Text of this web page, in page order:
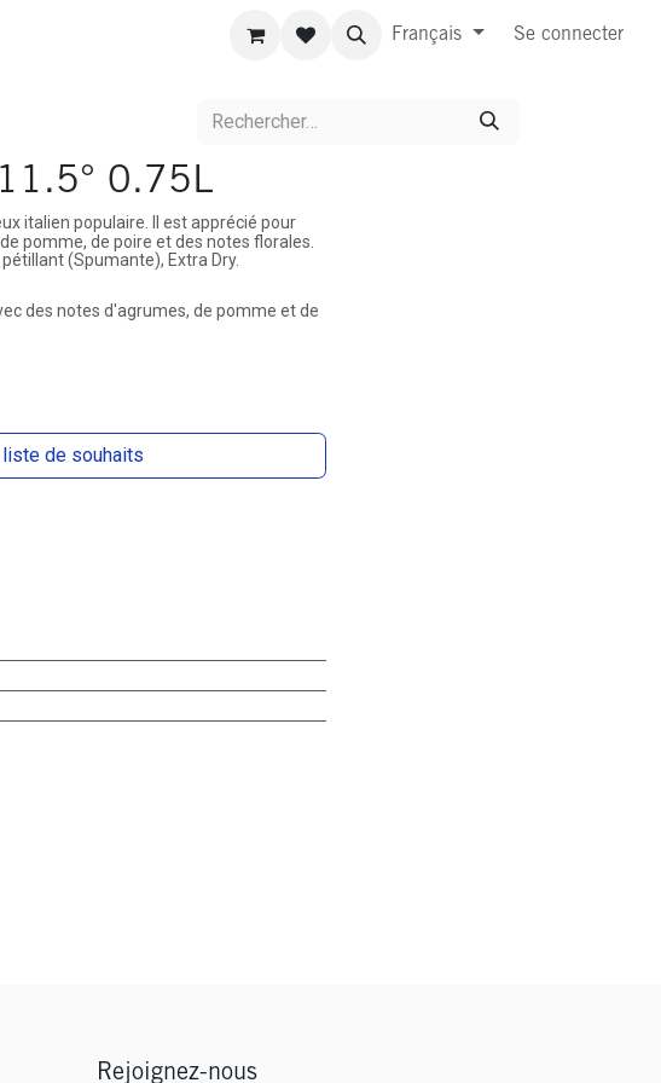
Français Se connecter
0.75L
italien populaire. Il est apprécié pour
pomme, de poire et des notes florales.
(Spumante), Extra Dry.
des notes d'agrumes, de pomme et de
liste de souhaits
Rejoignez-nous